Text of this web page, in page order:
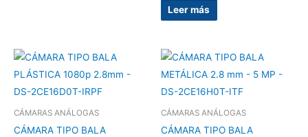
Leer más
CÁMARAS ANÁLOGAS
CÁMARA TIPO BALA
CÁMARAS ANÁLOGAS
CÁMARA TIPO BALA